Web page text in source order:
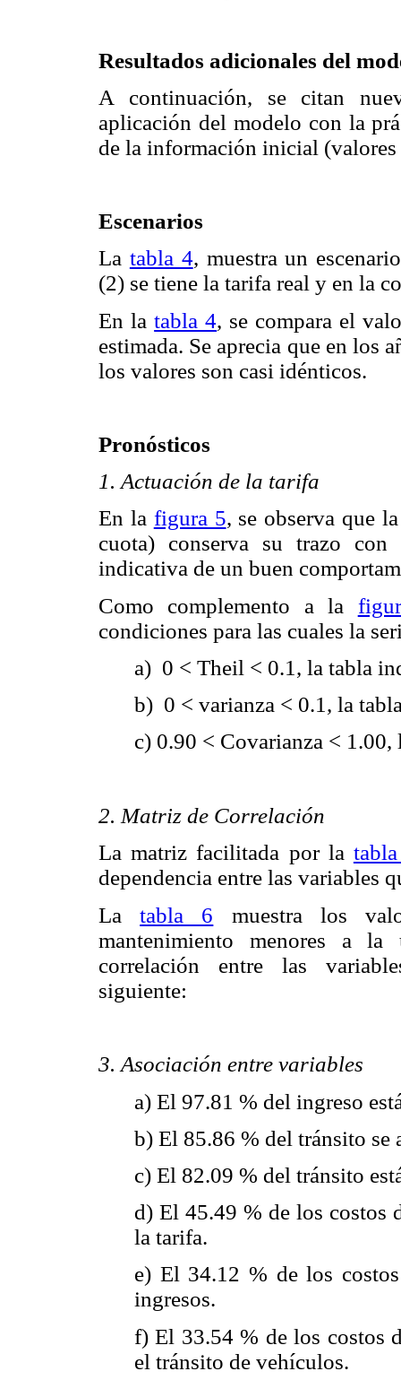
Resultados adicionales del
A continuación, se citan
aplicación del modelo con la
de la información inicial
Escenarios
La tabla 4, muestra un
(2) se tiene la tarifa real y en la
En latabla 4, se compara el
estimada. Se aprecia que en los
los valores son casi idénticos.
Pronósticos
1. Actuación de la tarifa
En la figura 5, se observa que
cuota) conserva su trazo con
indicativa de un buen
Como complemento a la
condiciones para las cuales la
a) 0 < Theil < 0.1, la tabla
b) 0 < varianza < 0.1, la
c) 0.90 < Covarianza <
2. Matriz de Correlación
La matriz facilitada por la
dependencia entre las variables
Latabla 6 muestra los
mantenimiento menores a
correlación entre las
siguiente:
3. Asociación entre variables
a) El 97.81 % del ingreso
b) El 85.86 % del tránsito se
c) El 82.09 % del tránsito
d) El 45.49 % de los costos
la tarifa.
e) El 34.12 % de los
ingresos.
f) El 33.54 % de los costos
el tránsito de vehículos.